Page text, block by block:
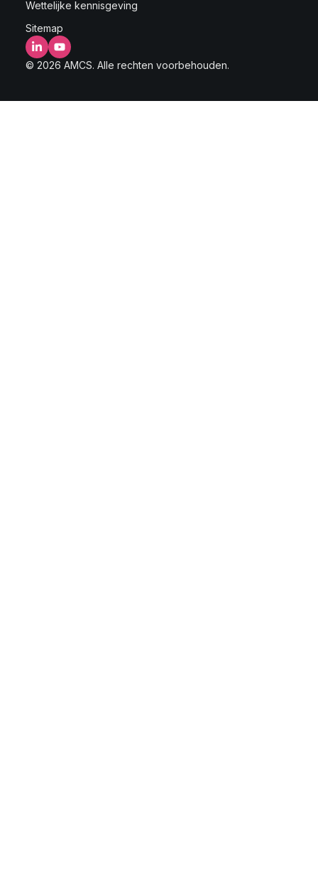
Wettelijke kennisgeving
Sitemap
LinkedInYouTube
© 2026 AMCS. Alle rechten voorbehouden.